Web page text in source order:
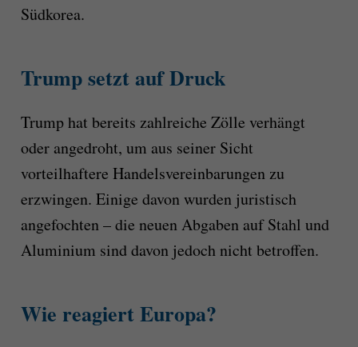
Südkorea.
Trump setzt auf Druck
Trump hat bereits zahlreiche Zölle verhängt
oder angedroht, um aus seiner Sicht
vorteilhaftere Handelsvereinbarungen zu
erzwingen. Einige davon wurden juristisch
angefochten – die neuen Abgaben auf Stahl und
Aluminium sind davon jedoch nicht betroffen.
Wie reagiert Europa?